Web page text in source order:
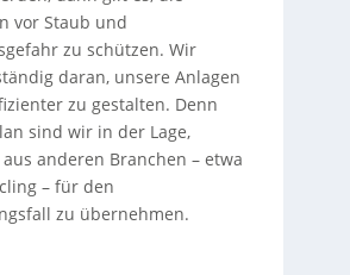
vor Staub und
zu schützen. Wir
daran, unsere Anlagen
zu gestalten. Denn
sind wir in der Lage,
anderen Branchen – etwa
– für den
zu übernehmen.